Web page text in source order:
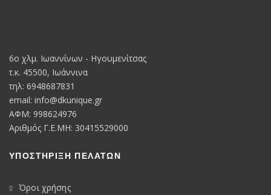
6o χλμ. Ιωαννίνων - Ηγουμενίτσας
τ.κ. 45500, Ιωάννινα
τηλ: 6948687831
email: info@dkunique.gr
ΑΦΜ: 998624976
Αριθμός Γ.Ε.ΜΗ: 30415529000
ΥΠΟΣΤΗΡΙΞΗ ΠΕΛΑΤΩΝ
Όροι χρήσης